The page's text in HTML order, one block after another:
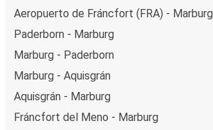
Aeropuerto de Fráncfort (FRA) - Marburg
Paderborn - Marburg
Marburg - Paderborn
Marburg - Aquisgrán
Aquisgrán - Marburg
Fráncfort del Meno - Marburg